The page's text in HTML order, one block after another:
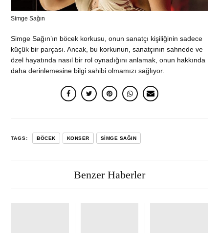
Simge Sağın
Simge Sağın’ın böcek korkusu, onun sanatçı kişiliğinin sadece
küçük bir parçası. Ancak, bu korkunun, sanatçının sahnede ve
özel hayatında nasıl bir rol oynadığını anlamak, onun hakkında
daha derinlemesine bilgi sahibi olmamızı sağlıyor.
TAGS: BÖCEK KONSER SIMGE SAĞIN
Benzer Haberler